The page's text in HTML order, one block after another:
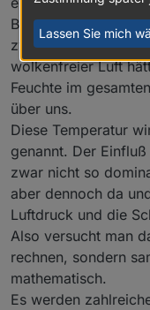
zweiten Punkt und
wolkenfreier Luft
Feuchte im
über uns.
Diese Temperatur
genannt. Der
zwar nicht so
aber dennoch da
Luftdruck und die
Also versucht man
rechnen, sondern
mathematisch.
Es werden
Lassen Sie mich